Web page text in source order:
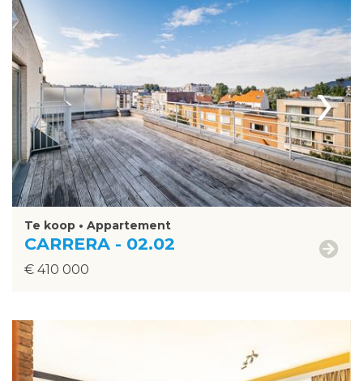
›
Te koop • Appartement
CARRERA - 02.02
€ 410 000